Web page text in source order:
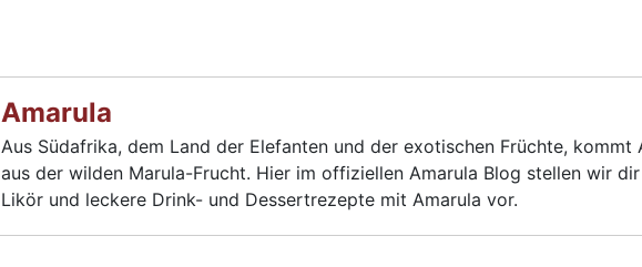
Amarula
Aus Südafrika, dem Land der Elefanten und der exotischen Früchte, kommt
aus der wilden Marula-Frucht. Hier im offiziellen Amarula Blog stellen wir
Likör und leckere Drink- und Dessertrezepte mit Amarula vor.